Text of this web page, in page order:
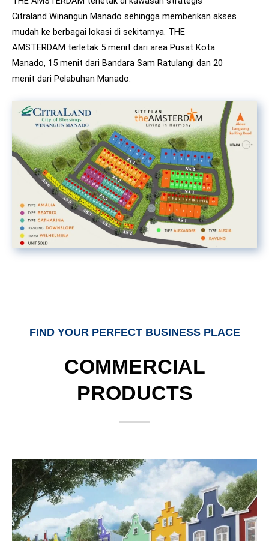
Citraland Winangun Manado sehingga memberikan akses
mudah ke berbagai lokasi di sekitarnya. THE
AMSTERDAM terletak 5 menit dari area Pusat Kota
Manado, 15 menit dari Bandara Sam Ratulangi dan 20
menit dari Pelabuhan Manado.
FIND YOUR PERFECT BUSINESS PLACE
COMMERCIAL
PRODUCTS